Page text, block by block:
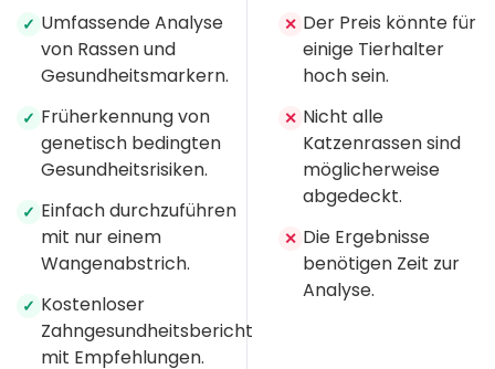
✓ Umfassende Analyse
von Rassen und
Gesundheitsmarkern.
✓ Früherkennung von
genetisch bedingten
Gesundheitsrisiken.
✓ Einfach durchzuführen
mit nur einem
Wangenabstrich.
✓ Kostenloser
Zahngesundheitsbericht
mit Empfehlungen.
✕ Der Preis könnte für
einige Tierhalter
hoch sein.
✕ Nicht alle
Katzenrassen sind
möglicherweise
abgedeckt.
✕ Die Ergebnisse
benötigen Zeit zur
Analyse.